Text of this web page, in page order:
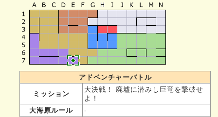
アドベンチャーバトル
ミッション
大決戦！ 廃墟に潜みし巨竜を撃破せ
よ！
大海原ルール
-